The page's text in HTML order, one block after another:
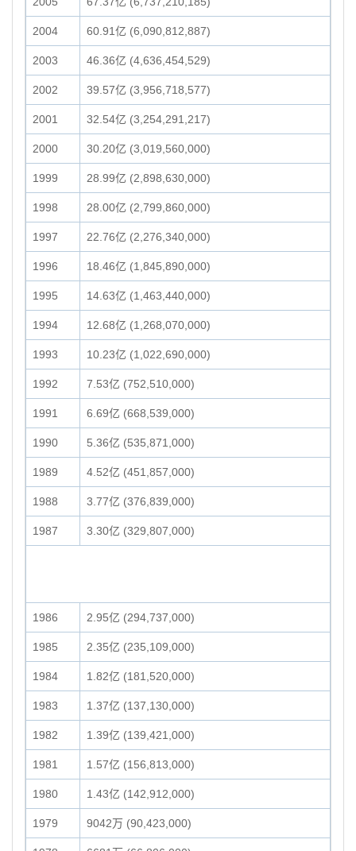
2004 60.91亿 (6,090,812,887)
2003 46.36亿 (4,636,454,529)
2002 39.57亿 (3,956,718,577)
2001 32.54亿 (3,254,291,217)
2000 30.20亿 (3,019,560,000)
1999 28.99亿 (2,898,630,000)
1998 28.00亿 (2,799,860,000)
1997 22.76亿 (2,276,340,000)
1996 18.46亿 (1,845,890,000)
1995 14.63亿 (1,463,440,000)
1994 12.68亿 (1,268,070,000)
1993 10.23亿 (1,022,690,000)
1992 7.53亿 (752,510,000)
1991 6.69亿 (668,539,000)
1990 5.36亿 (535,871,000)
1989 4.52亿 (451,857,000)
1988 3.77亿 (376,839,000)
1987 3.30亿 (329,807,000)
1986 2.95亿 (294,737,000)
1985 2.35亿 (235,109,000)
1984 1.82亿 (181,520,000)
1983 1.37亿 (137,130,000)
1982 1.39亿 (139,421,000)
1981 1.57亿 (156,813,000)
1980 1.43亿 (142,912,000)
1979 9042万 (90,423,000)